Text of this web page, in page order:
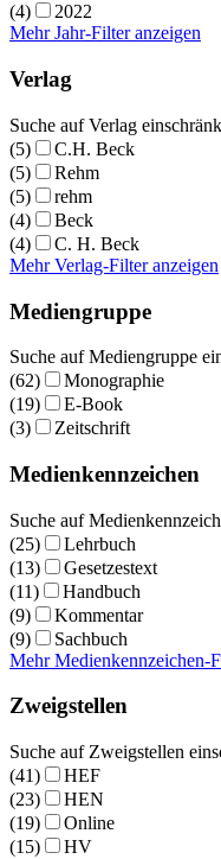
(4)
2022
Mehr Jahr-Filter anzeigen
Verlag
Suche auf Verlag
(5)
C.H. Beck
(5)
Rehm
(5)
rehm
(4)
Beck
(4)
C. H. Beck
Mehr Verlag-Filter anzeigen
Mediengruppe
Suche auf Mediengruppe
(62)
Monographie
(19)
E-Book
(3)
Zeitschrift
Medienkennzeichen
Suche auf
(25)
Lehrbuch
(13)
Gesetzestext
(11)
Handbuch
(9)
Kommentar
(9)
Sachbuch
Mehr Medienkennzeichen-
Zweigstellen
Suche auf Zweigstellen
(41)
HEF
(23)
HEN
(19)
Online
(15)
HV